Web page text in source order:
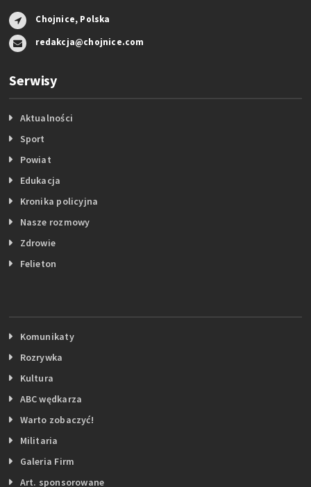
Chojnice, Polska
redakcja@chojnice.com
Serwisy
Aktualności
Sport
Powiat
Edukacja
Kronika policyjna
Nasze rozmowy
Zdrowie
Felieton
Komunikaty
Rozrywka
Kultura
ABC wędkarza
Warto zobaczyć!
Militaria
Galeria Firm
Art. sponsorowane